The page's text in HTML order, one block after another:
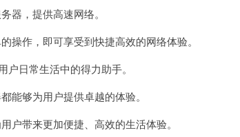
，提供高速网络。
作，即可享受到快捷高效的网络体验。
日常生活中的得力助手。
够为用户提供卓越的体验。
带来更加便捷、高效的生活体验。